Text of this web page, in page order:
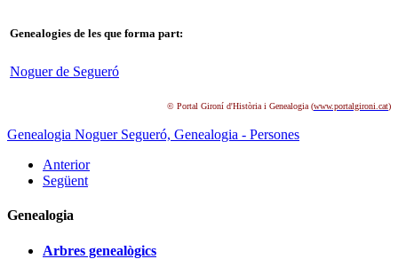
Genealogies de les que forma part:
Noguer de Segueró
© Portal Gironí d'Història i Genealogia (www.portalgironi.cat)
Genealogia Noguer Segueró, Genealogia - Persones
Anterior
Següent
Genealogia
Arbres genealògics